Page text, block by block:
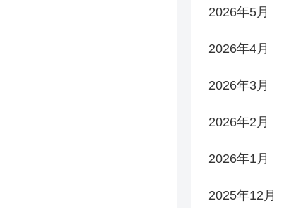
2026年5月
2026年4月
2026年3月
2026年2月
2026年1月
2025年12月